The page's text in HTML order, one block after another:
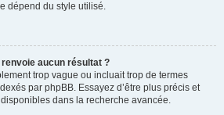
dépend du style utilisé.
aucun résultat ?
trop vague ou incluait trop de termes
par phpBB. Essayez d’être plus précis et
dans la recherche avancée.